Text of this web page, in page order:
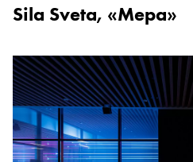
Sila Sveta, «Мера»